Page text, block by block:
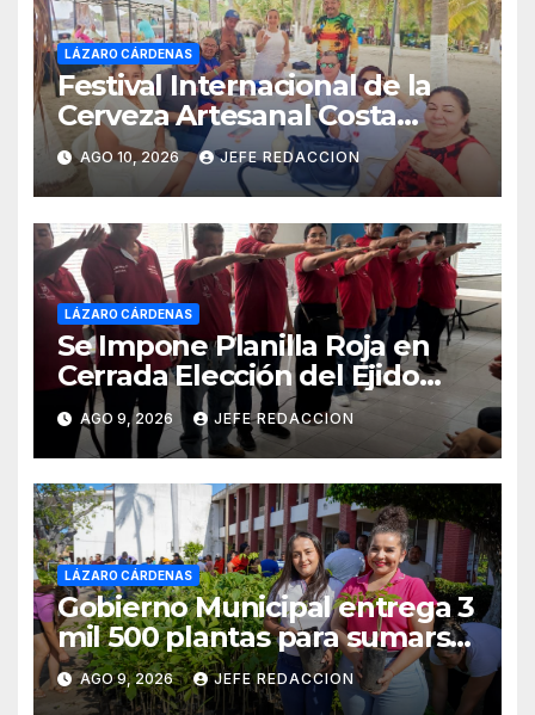
LÁZARO CÁRDENAS
Festival Internacional de la
Cerveza Artesanal Costa
Michoacán 2026 Cerro su 19ª
Edición
AGO 10, 2026 JEFE REDACCION
LÁZARO CÁRDENAS
Se Impone Planilla Roja en
Cerrada Elección del Ejido
Melchor Ocampo en Lázaro
Cárdenas
AGO 9, 2026 JEFE REDACCION
LÁZARO CÁRDENAS
Gobierno Municipal entrega 3
mil 500 plantas para sumarse
a la Jornada Nacional de
Reforestación
AGO 9, 2026 JEFE REDACCION